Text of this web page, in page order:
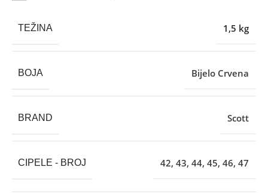
TEŽINA 1,5 kg
BOJA Bijelo Crvena
BRAND Scott
CIPELE - BROJ 42, 43, 44, 45, 46, 47